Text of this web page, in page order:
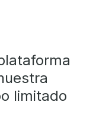
limitado